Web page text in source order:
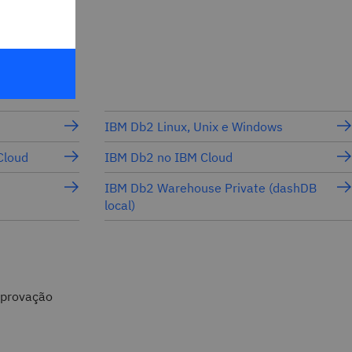
você
IBM Db2 Linux, Unix e Windows
IBM Db2 no IBM Cloud
IBM Db2 Warehouse Private (dashDB
local)